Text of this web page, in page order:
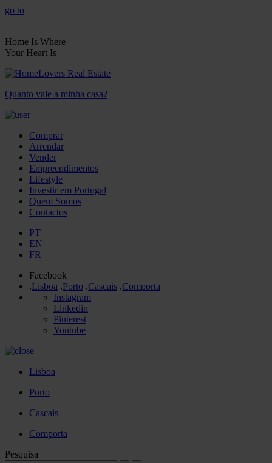
go to
Home Is Where
Your Heart Is
Quanto vale a minha casa?
Comprar
Arrendar
Vender
Empreendimentos
Lifestyle
Investir em Portugal
Quem Somos
Contactos
PT
EN
FR
Facebook
.Lisboa .Porto .Cascais .Comporta
Instagram
Linkedin
Pinterest
Youtube
Lisboa
Porto
Cascais
Comporta
Pesquisa